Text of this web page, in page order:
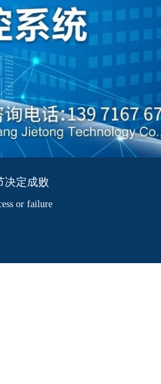
定成败
or failure